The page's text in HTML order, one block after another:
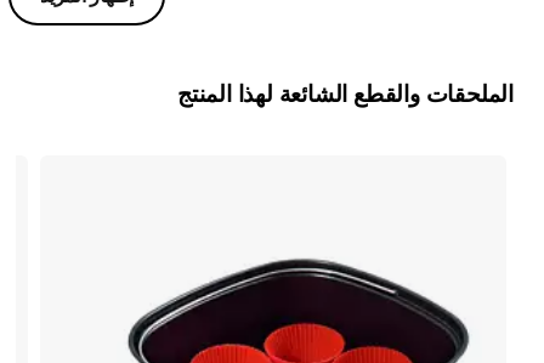
الملحقات والقطع الشائعة لهذا المنتج